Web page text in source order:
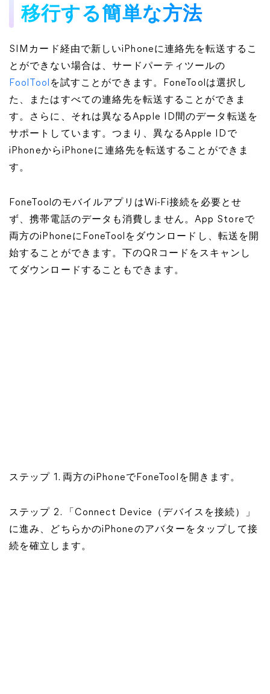
移行する簡単な方法
SIMカード経由で新しいiPhoneに連絡先を転送するこ
とができない場合は、サードパーティツールの
FoolTool を試すことができます。FoneToolは選択し
た、またはすべての連絡先を転送することができま
す。さらに、それは異なるApple ID間のデータ転送を
サポートしています。つまり、異なるApple IDで
iPhoneからiPhoneに連絡先を転送することができま
す。
FoneToolのモバイルアプリはWi-Fi接続を必要とせ
ず、携帯電話のデータも消費しません。App Storeで
両方のiPhoneにFoneToolをダウンロードし、転送を開
始することができます。下のQRコードをスキャンし
てダウンロードすることもできます。
ステップ 1. 両方のiPhoneでFoneToolを開きます。
ステップ 2. 「Connect Device（デバイスを接続）」
に進み、どちらかのiPhoneのアバターをタップして接
続を確立します。